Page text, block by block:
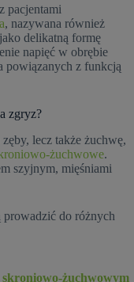
pacjentami
, nazywana również
delikatną formę
napięć w obrębie
powiązanych z funkcją
zgryz?
lecz także żuchwę,
żuchwowe.
szyjnym, mięśniami
prowadzić do różnych
żuchwowym